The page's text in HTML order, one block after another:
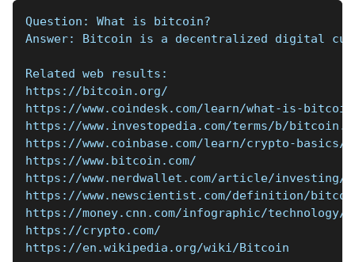
Question: What is bitcoin?
Answer: Bitcoin is a decentralized digital
Related web results:
https://bitcoin.org/
https://www.coindesk.com/learn/what-is-
https://www.investopedia.com/terms/b/
https://www.coinbase.com/learn/crypto-
https://www.bitcoin.com/
https://www.nerdwallet.com/article/investing/
https://www.newscientist.com/definition/
https://money.cnn.com/infographic/
https://crypto.com/
https://en.wikipedia.org/wiki/Bitcoin